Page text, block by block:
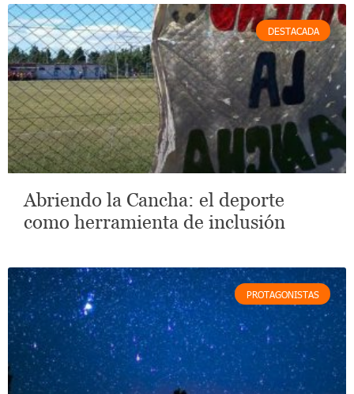
DESTACADA
Abriendo la Cancha: el deporte
como herramienta de inclusión
PROTAGONISTAS